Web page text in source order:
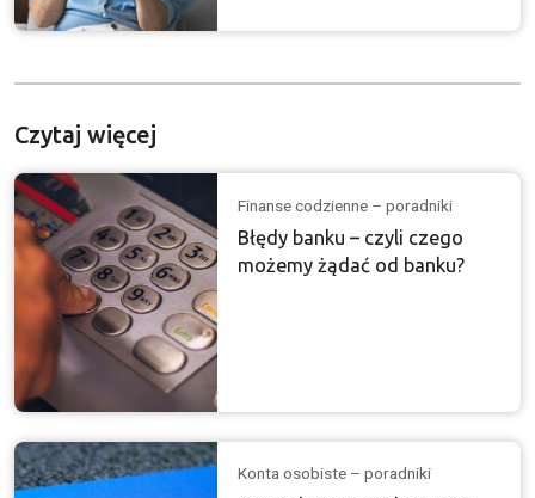
Czytaj więcej
Finanse codzienne – poradniki
Błędy banku – czyli czego
możemy żądać od banku?
Konta osobiste – poradniki